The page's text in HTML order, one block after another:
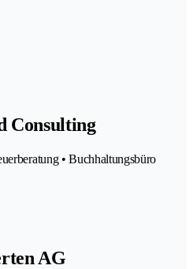
Consulting
• Buchhaltungsbüro
AG